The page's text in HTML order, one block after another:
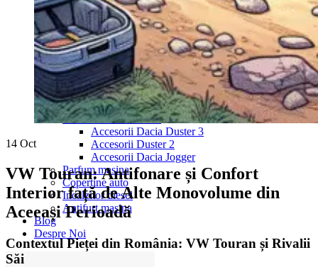
Navigație Skoda Octavia 3
Navigație Skoda Rapid
Navigație Skoda Superb 1
Navigație Skoda Superb 2
Navigație Toyota Avensis T25
Portbagaj Plafon Auto
Sub 350 Litri
Peste 350 Litri
Peste 450 litri
Accesorii auto masina
Accesorii Dacia Duster 3
Accesorii Duster 2
Accesorii Dacia Jogger
Parfum masina
Copertine auto
Incalzitor diesel
Antifurt masina
Blog
Despre Noi
14 Oct
VW Touran: Antifonare și Confort
Interior față de Alte Monovolume din
Aceeași Perioadă
Contextul Pieței din România: VW Touran și Rivalii
Săi